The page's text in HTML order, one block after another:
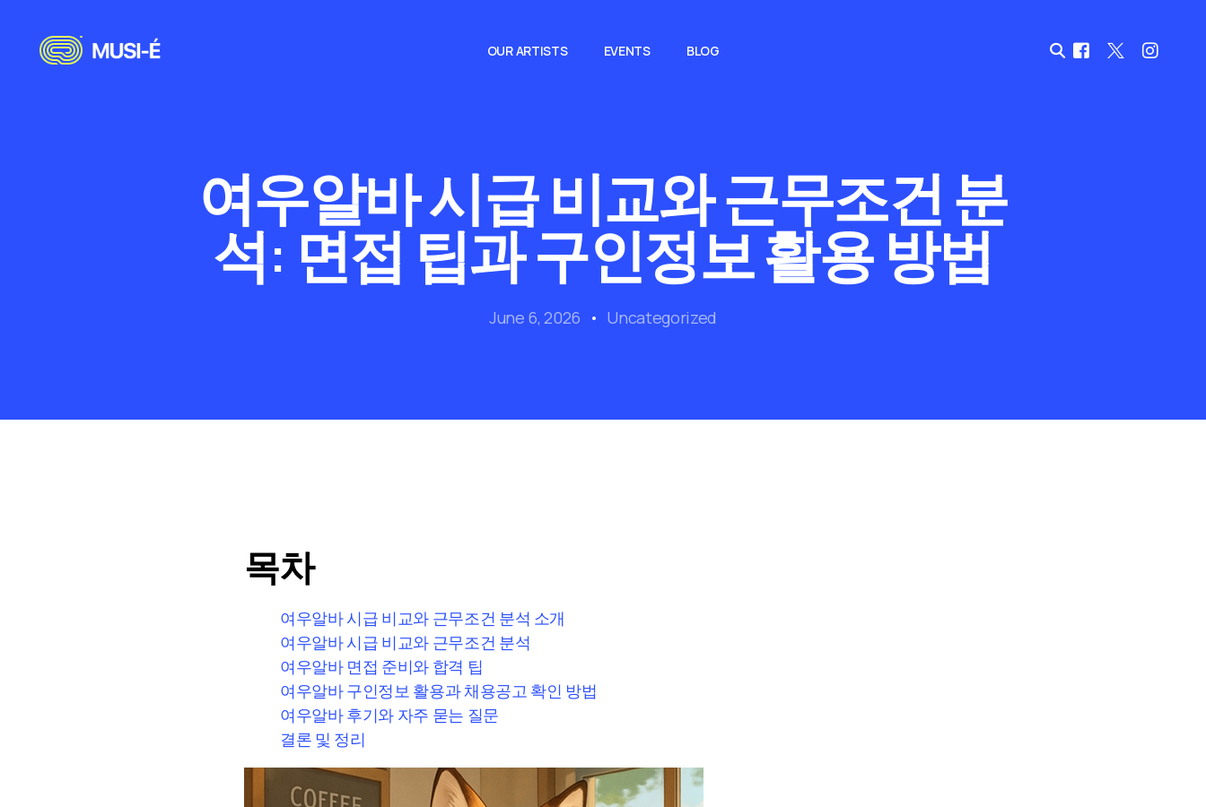
OUR ARTISTS EVENTS BLOG
여우알바 시급 비교와 근무조건 분
석: 면접 팁과 구인정보 활용 방법
June 6, 2026 Uncategorized
목차
여우알바 시급 비교와 근무조건 분석 소개
여우알바 시급 비교와 근무조건 분석
여우알바 면접 준비와 합격 팁
여우알바 구인정보 활용과 채용공고 확인 방법
여우알바 후기와 자주 묻는 질문
결론 및 정리